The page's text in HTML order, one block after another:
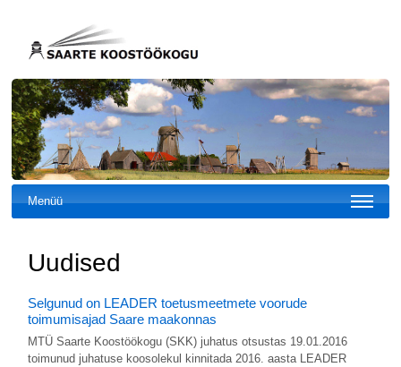
Menüü
Uudised
Selgunud on LEADER toetusmeetmete voorude
toimumisajad Saare maakonnas
MTÜ Saarte Koostöökogu (SKK) juhatus otsustas 19.01.2016
toimunud juhatuse koosolekul kinnitada 2016. aasta LEADER